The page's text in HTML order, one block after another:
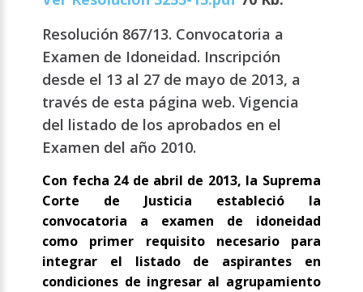
Resolución 867/13. Convocatoria a
Examen de Idoneidad. Inscripción
desde el 13 al 27 de mayo de 2013, a
través de esta página web. Vigencia
del listado de los aprobados en el
Examen del año 2010.
Con fecha 24 de abril de 2013, la Suprema
Corte de Justicia estableció la
convocatoria a examen de idoneidad
como primer requisito necesario para
integrar el listado de aspirantes en
condiciones de ingresar al agrupamiento